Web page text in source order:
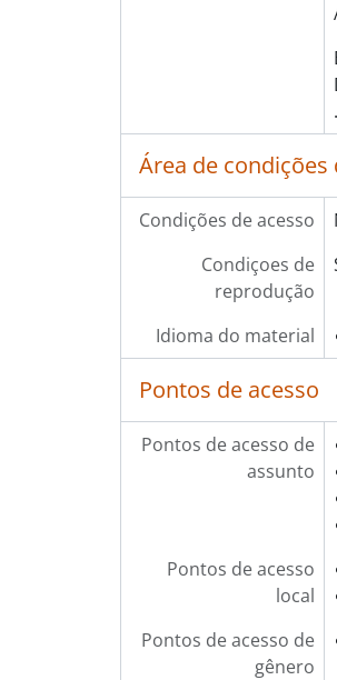
Área de condições
Condições de acesso
Condiçoes de
reprodução
Idioma do material
Pontos de acesso
Pontos de acesso de
assunto
Pontos de acesso
local
Pontos de acesso de
gênero